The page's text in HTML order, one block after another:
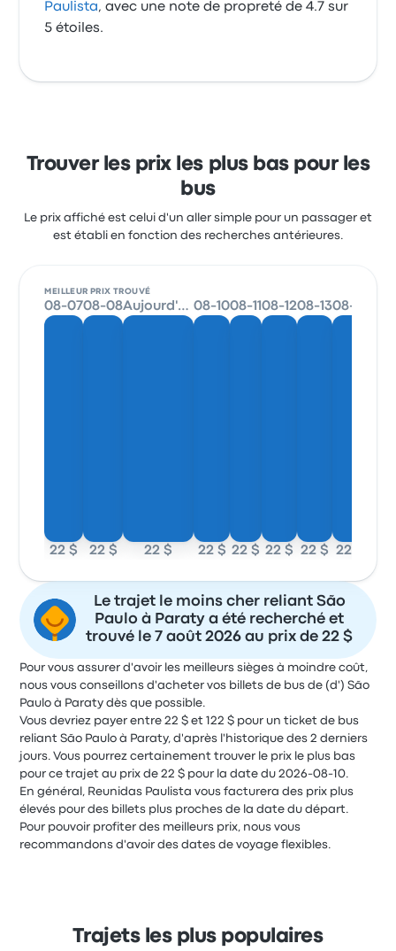
Paulista, avec une note de propreté de 4.7 sur
5 étoiles.
Trouver les prix les plus bas pour les
bus
Le prix affiché est celui d'un aller simple pour un passager et
est établi en fonction des recherches antérieures.
MEILLEUR PRIX TROUVÉ
08-07
22 $
08-08
22 $
Aujourd'hui
22 $
08-10
22 $
08-11
22 $
08-12
22 $
08-13
22 $
08-14
22 $
Le trajet le moins cher reliant São
Paulo à Paraty a été recherché et
trouvé le 7 août 2026 au prix de 22 $
Pour vous assurer d'avoir les meilleurs sièges à moindre coût,
nous vous conseillons d'acheter vos billets de bus de (d') São
Paulo à Paraty dès que possible.
Vous devriez payer entre 22 $ et 122 $ pour un ticket de bus
reliant São Paulo à Paraty, d'après l'historique des 2 derniers
jours. Vous pourrez certainement trouver le prix le plus bas
pour ce trajet au prix de 22 $ pour la date du 2026-08-10.
En général, Reunidas Paulista vous facturera des prix plus
élevés pour des billets plus proches de la date du départ.
Pour pouvoir profiter des meilleurs prix, nous vous
recommandons d'avoir des dates de voyage flexibles.
Trajets les plus populaires